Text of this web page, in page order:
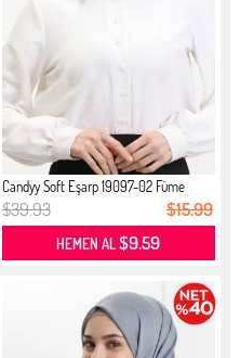
Candyy Soft Eşarp 19097-02 Füme
$39.93 $15.99
HEMEN AL$9.59